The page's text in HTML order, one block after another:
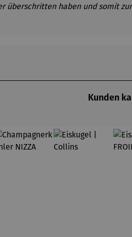
überschritten haben und somit
Kunden